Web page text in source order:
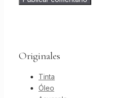
Originales
Tinta
Óleo